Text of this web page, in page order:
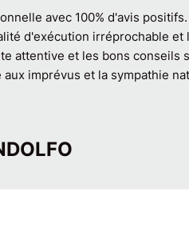
avec 100% d'avis
d'exécution irréprochable et
attentive et les bons conseils
imprévus et la sympathie